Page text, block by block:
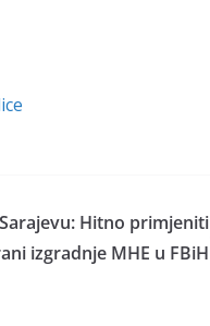
Hitno primjeniti
izgradnje MHE u FBiH